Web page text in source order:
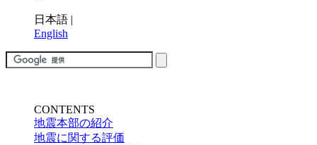
日本語 |
English
CONTENTS
地震本部の紹介
地震に関する評価